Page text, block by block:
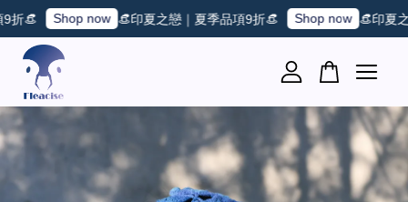
👒 Shop now 👒印夏之戀｜夏季品項9折👒 Shop now 👒印夏之
您的購物車目前還是空的。
繼續購物